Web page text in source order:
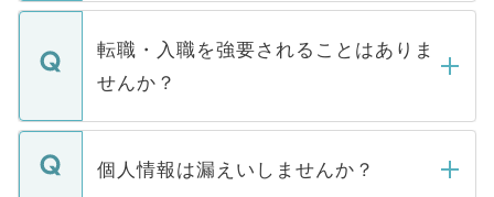
ます。通常、5営業日以内にはご連絡をせて
いただきますので、しばらくお待ちくださ
マイナビDOCTORで取り扱っている求人の
うち約3割は、Webサイトからご覧いただ
けない「非公開求人」です。非公開求人は
下記の理由によって、一般には公開してい
ません。
■応募殺到を避けるため 人気のある医療機
転職・入職を強要されることはありま
せんか？
転職・入職を強要することは一切ありませ
ん。また、仮に応募先から内定をいただい
個人情報は漏えいしませんか？